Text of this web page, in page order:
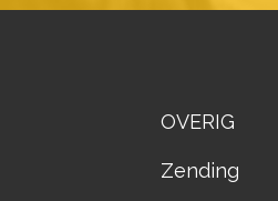
OVERIG
Zending